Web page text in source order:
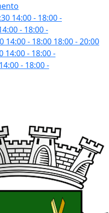
14:00 - 18:00-
- 18:00-
14:00 - 18:00 18:00 - 20:00
14:00 - 18:00-
14:00 - 18:00-